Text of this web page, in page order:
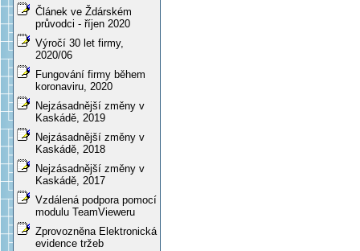
Článek ve Ždárském
průvodci - říjen 2020
Výročí 30 let firmy,
2020/06
Fungování firmy během
koronaviru, 2020
Nejzásadnější změny v
Kaskádě, 2019
Nejzásadnější změny v
Kaskádě, 2018
Nejzásadnější změny v
Kaskádě, 2017
Vzdálená podpora pomocí
modulu TeamVieweru
Zprovozněna Elektronická
evidence tržeb